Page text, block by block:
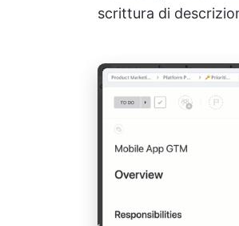
scrittura di